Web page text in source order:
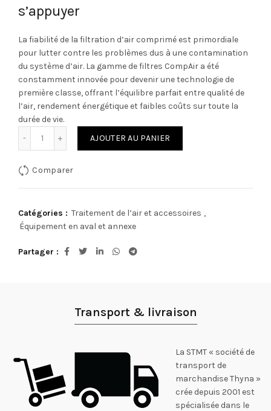
s’appuyer
La fiabilité de la filtration d’air comprimé est primordiale
pour lutter contre les problèmes dus à une contamination
du système d’air. La gamme de filtres CompAir a été
constamment innovée pour devenir une technologie de
première classe, offrant l’équilibre parfait entre qualité de
l’air, rendement énergétique et faibles coûts sur toute la
durée de vie.
AJOUTER AU PANIER
Comparer
Catégories : Traitement de l’air et accessoires ,
Équipement en aval et annexe
Partager
Transport & livraison
La STMT « société de
transport de
marchandise Thyna »
crée depuis 2001 est
spécialisée dans le